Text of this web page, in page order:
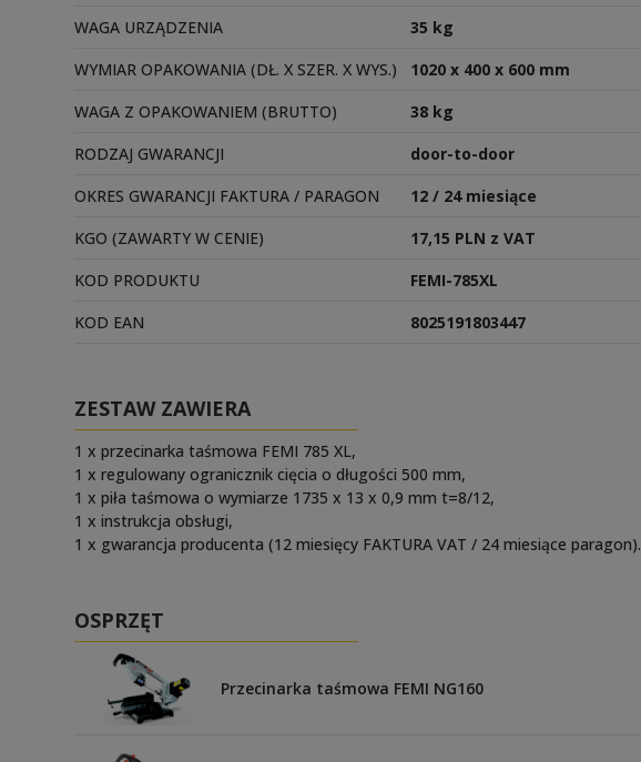
WAGA URZĄDZENIA
35 kg
WYMIAR OPAKOWANIA (DŁ. X SZER. X WYS.)
1020 x 400 x 600 mm
WAGA Z OPAKOWANIEM (BRUTTO)
38 kg
RODZAJ GWARANCJI
door-to-door
OKRES GWARANCJI FAKTURA / PARAGON
12 / 24 miesiące
KGO (ZAWARTY W CENIE)
17,15 PLN z VAT
KOD PRODUKTU
FEMI-785XL
KOD EAN
8025191803447
ZESTAW ZAWIERA
1 x przecinarka taśmowa FEMI 785 XL,
1 x regulowany ogranicznik cięcia o długości 500 mm,
1 x piła taśmowa o wymiarze 1735 x 13 x 0,9 mm t=8/12,
1 x instrukcja obsługi,
1 x gwarancja producenta (12 miesięcy FAKTURA VAT / 24 miesiące paragon).
OSPRZĘT
Przecinarka taśmowa FEMI NG160